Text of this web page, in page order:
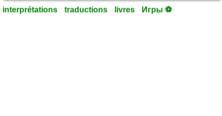
interprétations traductions livres Игры ⚽